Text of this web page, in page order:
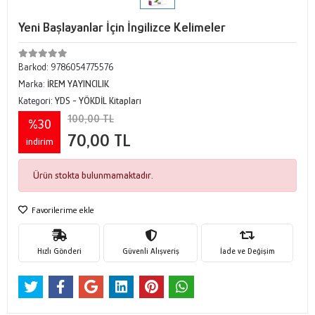
Yeni Başlayanlar İçin İngilizce Kelimeler
Barkod: 9786054775576
Marka: İREM YAYINCILIK
Kategori: YDS - YÖKDİL Kitapları
%30
indirim
100,00 TL
70,00 TL
Ürün stokta bulunmamaktadır.
Favorilerime ekle
Hızlı Gönderi Güvenli Alışveriş İade ve Değişim